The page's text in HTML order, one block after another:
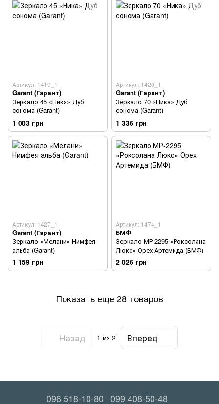
Артикул: 1419_1
Garant (Гарант)
Зеркало 45 «Ника» Дуб
сонома (Garant)
1 003 грн
Артикул: 1420_1
Garant (Гарант)
Зеркало 70 «Ника» Дуб
сонома (Garant)
1 336 грн
Артикул: 1427_1
Garant (Гарант)
Зеркало «Мелани» Нимфея
альба (Garant)
1 159 грн
Артикул: 1474_1
БМФ
Зеркало МР-2295 «Роксолана
Люкс» Орех Артемида (БМФ)
2 026 грн
Показать еще 28 товаров
Назад 1 из 2 Вперед
096 518-10-80 099 408-50-48